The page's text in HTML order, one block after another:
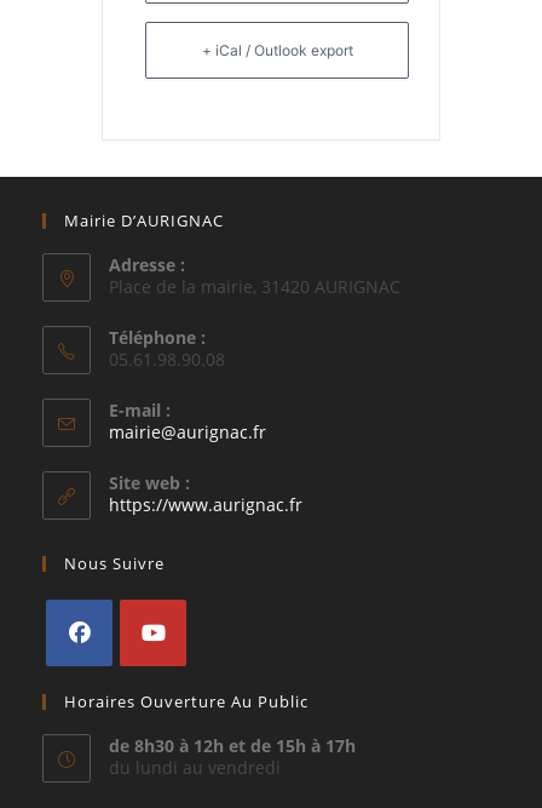
+ iCal / Outlook export
Mairie D’AURIGNAC
Adresse :
Place de la mairie, 31420 AURIGNAC
Téléphone :
05.61.98.90.08
E-mail :
mairie@aurignac.frS’ouvre
application
Site web :
https://www.aurignac.fr
Nous Suivre
dans
un
nouvel
dans
un
nouvel
Horaires Ouverture Au Public
de 8h30 à 12h et de 15h à 17h
du lundi au vendredi